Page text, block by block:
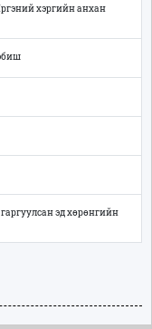
хэргийн анхан
эд хөрөнгийн